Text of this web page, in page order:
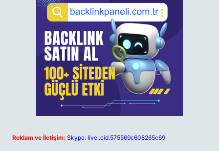
Reklam ve İletişim: Skype: live:.cid.575569c608265c69